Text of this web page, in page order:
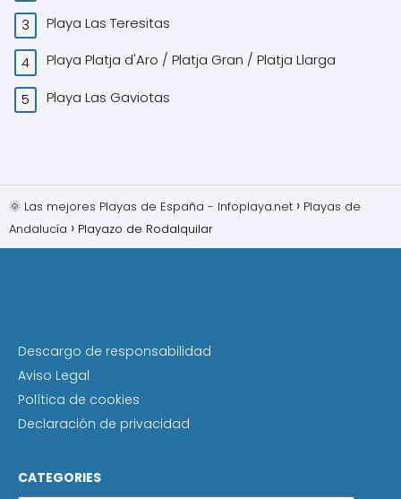
Playa Las Teresitas
Playa Platja d'Aro / Platja Gran / Platja Llarga
Playa Las Gaviotas
🌞 Las mejores Playas de España - Infoplaya.net
Playas de
Andalucía
Playazo de Rodalquilar
Descargo de responsabilidad
Aviso Legal
Política de cookies
Declaración de privacidad
CATEGORIES